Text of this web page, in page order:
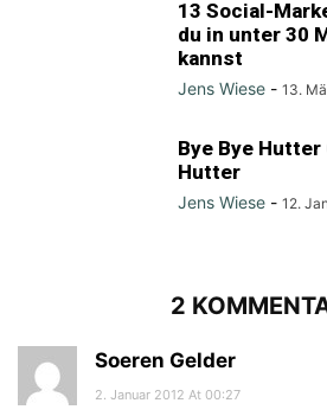
13 Social-
du in unter 30
kannst
Jens Wiese - 13.
Bye Bye
Hutter
Jens Wiese - 12.
2
Soeren Gelder
2. Januar 2012 At 00:27